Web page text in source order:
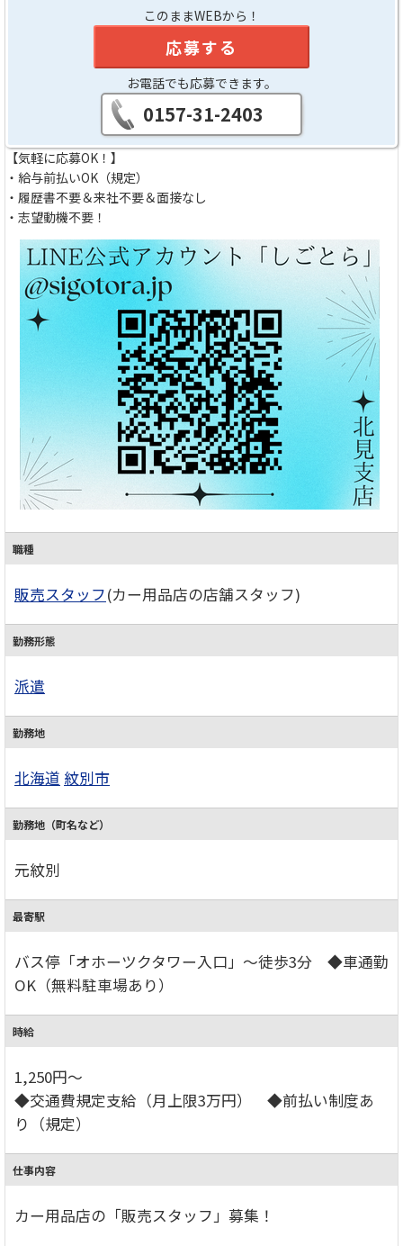
このままWEBから！
応募する
お電話でも応募できます。
0157-31-2403
【気軽に応募OK！】
・給与前払いOK（規定）
・履歴書不要＆来社不要＆面接なし
・志望動機不要！
職種
販売スタッフ(カー用品店の店舗スタッフ)
勤務形態
派遣
勤務地
北海道 紋別市
勤務地（町名など）
元紋別
最寄駅
バス停「オホーツクタワー入口」～徒歩3分 ◆車通勤
OK（無料駐車場あり）
時給
1,250円～
◆交通費規定支給（月上限3万円） ◆前払い制度あ
り（規定）
仕事内容
カー用品店の「販売スタッフ」募集！